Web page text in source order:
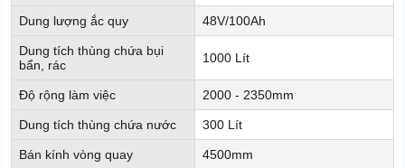
Dung lượng ắc quy 48V/100Ah
Dung tích thùng chứa bụi
bẩn, rác
1000 Lít
Độ rộng làm việc 2000 - 2350mm
Dung tích thùng chứa nước 300 Lít
Bán kính vòng quay 4500mm